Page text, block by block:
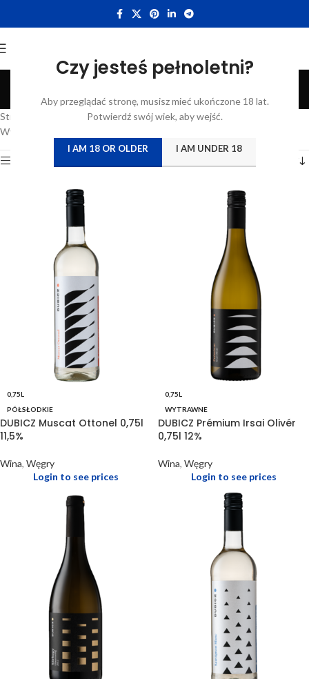
Czy jesteś pełnoletni?
Aby przeglądać stronę, musisz mieć ukończone 18 lat.
Potwierdź swój wiek, aby wejść.
I AM 18 OR OLDER I AM UNDER 18
Dubicz
Categories
Strona główna
Katalog/Produkty oznaczone “Dubicz”
Wyświetlanie wszystkich wyników: 4
0,75L
PÓŁSŁODKIE
DUBICZ Muscat Ottonel 0,75l
11,5%
Wina, Węgry
Login to see prices
0,75L
WYTRAWNE
DUBICZ Prémium Irsai Olivér
0,75l 12%
Wina, Węgry
Login to see prices